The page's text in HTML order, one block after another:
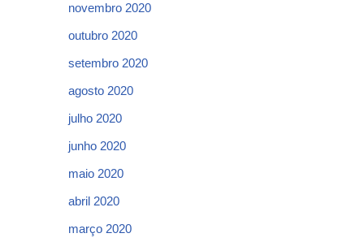
novembro 2020
outubro 2020
setembro 2020
agosto 2020
julho 2020
junho 2020
maio 2020
abril 2020
março 2020